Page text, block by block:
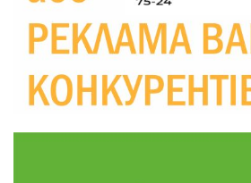
28 лип
Житлові сертифікати,
підтримка ВПО: підсумки
Краснопільської селищної
10:36
28 лип
Валентина Масалітіна: «Нас
Перемогу і повернення